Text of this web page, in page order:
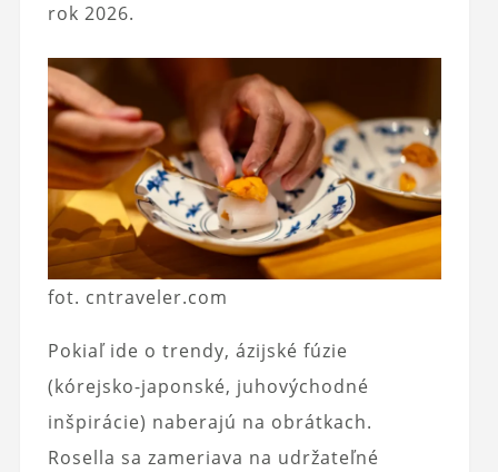
rok 2026.
fot. cntraveler.com
Pokiaľ ide o trendy, ázijské fúzie
(kórejsko-japonské, juhovýchodné
inšpirácie) naberajú na obrátkach.
Rosella sa zameriava na udržateľné